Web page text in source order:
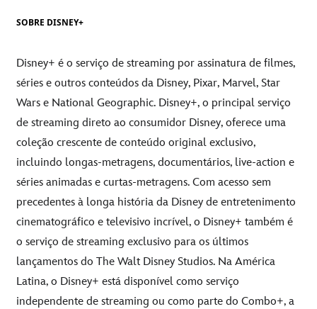
SOBRE DISNEY+
Disney+ é o serviço de streaming por assinatura de filmes,
séries e outros conteúdos da Disney, Pixar, Marvel, Star
Wars e National Geographic. Disney+, o principal serviço
de streaming direto ao consumidor Disney, oferece uma
coleção crescente de conteúdo original exclusivo,
incluindo longas-metragens, documentários, live-action e
séries animadas e curtas-metragens. Com acesso sem
precedentes à longa história da Disney de entretenimento
cinematográfico e televisivo incrível, o Disney+ também é
o serviço de streaming exclusivo para os últimos
lançamentos do The Walt Disney Studios. Na América
Latina, o Disney+ está disponível como serviço
independente de streaming ou como parte do Combo+, a